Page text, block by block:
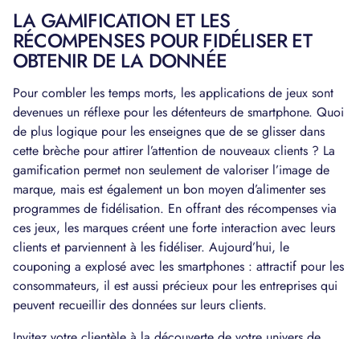
LA GAMIFICATION ET LES
RÉCOMPENSES POUR FIDÉLISER ET
OBTENIR DE LA DONNÉE
Pour combler les temps morts, les applications de jeux sont
devenues un réflexe pour les détenteurs de smartphone. Quoi
de plus logique pour les enseignes que de se glisser dans
cette brèche pour attirer l’attention de nouveaux clients ? La
gamification permet non seulement de valoriser l’image de
marque, mais est également un bon moyen d’alimenter ses
programmes de fidélisation. En offrant des récompenses via
ces jeux, les marques créent une forte interaction avec leurs
clients et parviennent à les fidéliser. Aujourd’hui, le
couponing a explosé avec les smartphones : attractif pour les
consommateurs, il est aussi précieux pour les entreprises qui
peuvent recueillir des données sur leurs clients.